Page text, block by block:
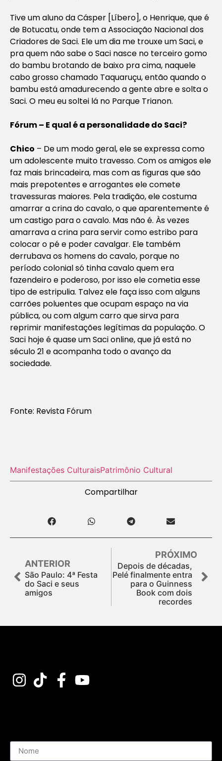
Tive um aluno da Cásper [Líbero], o Henrique, que é
de Botucatu, onde tem a Associação Nacional dos
Criadores de Saci. Ele um dia me trouxe um Saci, e
pra quem não sabe o Saci nasce no terceiro gomo
do bambu brotando de baixo pra cima, naquele
cabo grosso chamado Taquaruçu, então quando o
bambu está amadurecendo a gente abre e solta o
Saci. O meu eu soltei lá no Parque Trianon.
Fórum – E qual é a personalidade do Saci?
Chico – De um modo geral, ele se expressa como
um adolescente muito travesso. Com os amigos ele
faz mais brincadeira, mas com as figuras que são
mais prepotentes e arrogantes ele comete
travessuras maiores. Pela tradição, ele costuma
amarrar a crina do cavalo, o que aparentemente é
um castigo para o cavalo. Mas não é. Às vezes
amarrava a crina para servir como estribo para
colocar o pé e poder cavalgar. Ele também
derrubava os homens do cavalo, porque no
período colonial só tinha cavalo quem era
fazendeiro e poderoso, por isso ele cometia esse
tipo de estripulia. Talvez ele faça isso com alguns
carrões poluentes que ocupam espaço na via
pública, ou com algum carro que sirva para
reprimir manifestações legítimas da população. O
Saci hoje é quase um Saci online, que já está no
século 21 e acompanha todo o avanço da
sociedade.
Fonte: Revista Fórum
Manifestações CulturaisPatrimônio Cultural
Compartilhar
ANTERIOR
São Paulo: 4ª Festa
do Saci e seus
amigos
PRÓXIMO
Depois de décadas,
Pelé finalmente entra
para o Guinness
Book com dois
recordes